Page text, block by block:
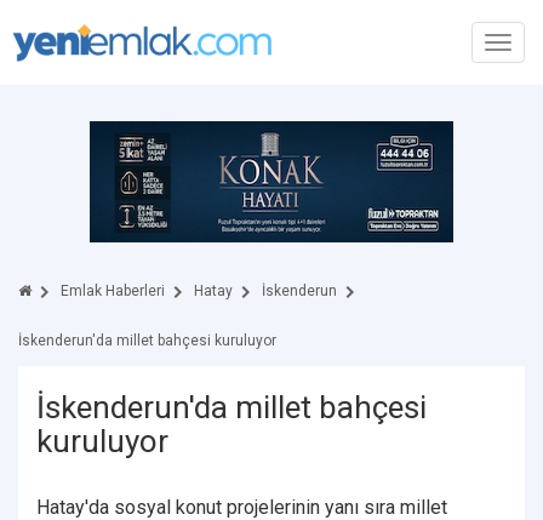
Emlak Haberleri Hatay İskenderun
İskenderun'da millet bahçesi kuruluyor
İskenderun'da millet bahçesi
kuruluyor
Hatay'da sosyal konut projelerinin yanı sıra millet